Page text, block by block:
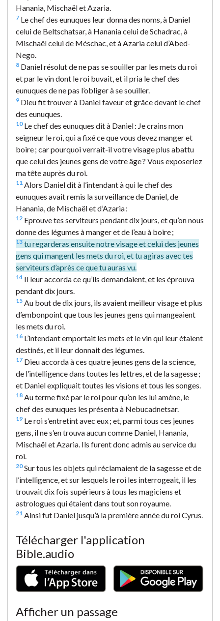
Hanania, Mischaël et Azaria.
7 Le chef des eunuques leur donna des noms, à Daniel
celui de Beltschatsar, à Hanania celui de Schadrac, à
Mischaël celui de Méschac, et à Azaria celui d’Abed-
Nego.
8 Daniel résolut de ne pas se souiller par les mets du roi
et par le vin dont le roi buvait, et il pria le chef des
eunuques de ne pas l’obliger à se souiller.
9 Dieu fit trouver à Daniel faveur et grâce devant le chef
des eunuques.
10Le chef des eunuques dit à Daniel : Je crains mon
seigneur le roi, qui a fixé ce que vous devez manger et
boire ; car pourquoi verrait-il votre visage plus abattu
que celui des jeunes gens de votre âge ? Vous exposeriez
ma tête auprès du roi.
11 Alors Daniel dit à l’intendant à qui le chef des
eunuques avait remis la surveillance de Daniel, de
Hanania, de Mischaël et d’Azaria :
12 Eprouve tes serviteurs pendant dix jours, et qu’on nous
donne des légumes à manger et de l’eau à boire ;
13 tu regarderas ensuite notre visage et celui des jeunes
gens qui mangent les mets du roi, et tu agiras avec tes
serviteurs d’après ce que tu auras vu.
14 Il leur accorda ce qu’ils demandaient, et les éprouva
pendant dix jours.
15 Au bout de dix jours, ils avaient meilleur visage et plus
d’embonpoint que tous les jeunes gens qui mangeaient
les mets du roi.
16 L’intendant emportait les mets et le vin qui leur étaient
destinés, et il leur donnait des légumes.
17 Dieu accorda à ces quatre jeunes gens de la science,
de l’intelligence dans toutes les lettres, et de la sagesse ;
et Daniel expliquait toutes les visions et tous les songes.
18 Au terme fixé par le roi pour qu’on les lui amène, le
chef des eunuques les présenta à Nebucadnetsar.
19 Le roi s’entretint avec eux ; et, parmi tous ces jeunes
gens, il ne s’en trouva aucun comme Daniel, Hanania,
Mischaël et Azaria. Ils furent donc admis au service du
roi.
20Sur tous les objets qui réclamaient de la sagesse et de
l’intelligence, et sur lesquels le roi les interrogeait, il les
trouvait dix fois supérieurs à tous les magiciens et
astrologues qui étaient dans tout son royaume.
21 Ainsi fut Daniel jusqu’à la première année du roi Cyrus.
Télécharger l'application
Bible.audio
Afficher un passage